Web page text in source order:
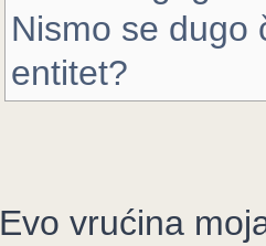
Nismo se dugo
entitet?
Evo vrućina